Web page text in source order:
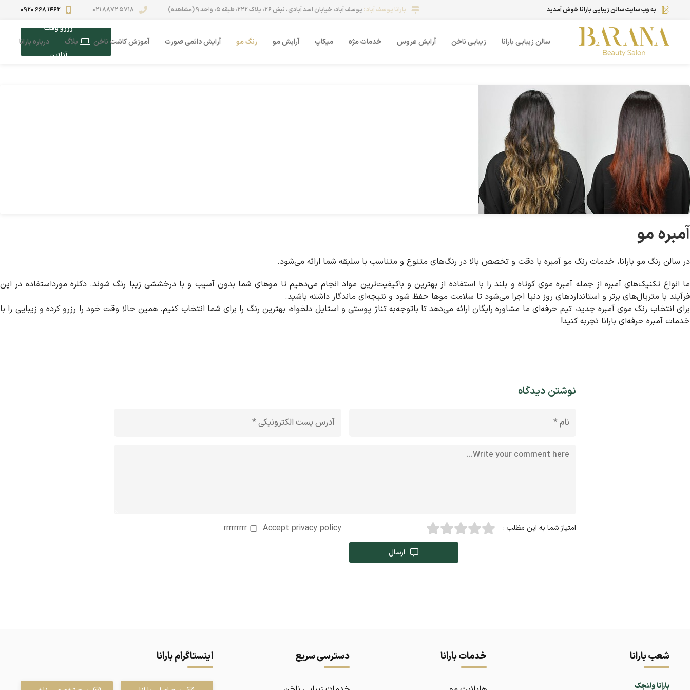
به وب سایت سالن زیبایی بارانا خوش آمدید
بارانا یوسف آباد : یوسف آباد، خیابان اسد آبادی، نبش ۲۶، پلاک ۲۲۲، طبقه ۵، واحد ۹ (مشاهده) 021 8872 5718
0920 668 1462
سالن زیبایی بارانا زیبایی ناخن آرایش عروس خدمات مژه میکاپ آرایش مو رنگ مو آرایش دائمی صورت آموزش کاشت ناخن بلاگ درباره بارانا
رزرو وقت
آنلاین
آمبره مو
در سالن رنگ مو بارانا، خدمات رنگ مو آمبره با دقت و تخصص بالا در رنگ‌های متنوع و متناسب با سلیقه شما ارائه می‌شود.
ما انواع تکنیک‌های آمبره از جمله آمبره موی کوتاه و بلند را با استفاده از بهترین و باکیفیت‌ترین مواد انجام می‌دهیم تا موهای شما بدون آسیب و با درخششی زیبا رنگ شوند. دکلره مورد‌استفاده در این
فرآیند با متریال‌های برتر و استانداردهای روز دنیا اجرا می‌شود تا سلامت موها حفظ شود و نتیجه‌ای ماندگار داشته باشید.
برای انتخاب رنگ موی آمبره جدید، تیم حرفه‌ای ما مشاوره رایگان ارائه می‌دهد تا با‌توجه‌به تناژ پوستی و استایل دلخواه، بهترین رنگ را برای شما انتخاب کنیم. همین حالا وقت خود را رزرو کرده و زیبایی را با
خدمات آمبره حرفه‌ای بارانا تجربه کنید!
نوشتن دیدگاه
امتیاز شما به این مظلب : rrrrrrrrr Accept privacy policy
ارسال
شعب بارانا
بارانا ولنجک
خدمات بارانا دسترسی سریع اینستاگرام بارانا